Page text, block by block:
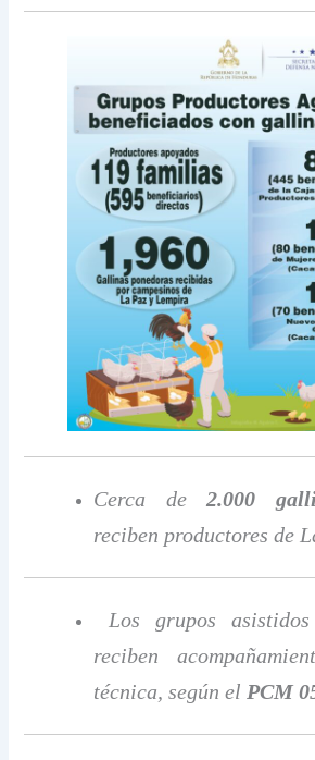
Cerca de2.000
reciben productores de
Los grupos
reciben
técnica, según el PCM